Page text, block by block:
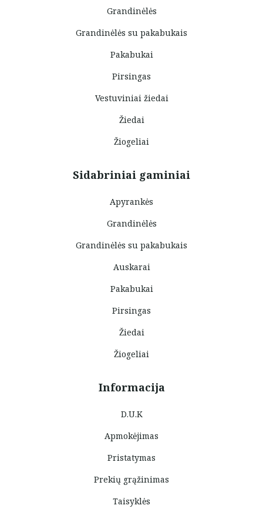
Grandinėlės
Grandinėlės su pakabukais
Pakabukai
Pirsingas
Vestuviniai žiedai
Žiedai
Žiogeliai
Sidabriniai gaminiai
Apyrankės
Grandinėlės
Grandinėlės su pakabukais
Auskarai
Pakabukai
Pirsingas
Žiedai
Žiogeliai
Informacija
D.U.K
Apmokėjimas
Pristatymas
Prekių grąžinimas
Taisyklės